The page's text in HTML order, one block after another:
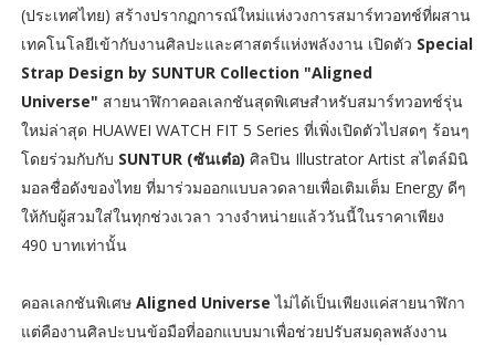
(ประเทศไทย) สร้างปรากฏการณ์ใหม่แห่งวงการสมาร์ทวอทช์ที่ผสาน
เทคโนโลยีเข้ากับงานศิลปะและศาสตร์แห่งพลังงาน เปิดตัว Special
Strap Design by SUNTUR Collection "Aligned
Universe" สายนาฬิกาคอลเลกชันสุดพิเศษสำหรับสมาร์ทวอทช์รุ่น
ใหม่ล่าสุด HUAWEI WATCH FIT 5 Series ที่เพิ่งเปิดตัวไปสดๆ ร้อนๆ
โดยร่วมกับกับ SUNTUR (ซันเต๋อ) ศิลปิน Illustrator Artist สไตล์มินิ
มอลชื่อดังของไทย ที่มาร่วมออกแบบลวดลายเพื่อเติมเต็ม Energy ดีๆ
ให้กับผู้สวมใส่ในทุกช่วงเวลา วางจำหน่ายแล้ววันนี้ในราคาเพียง
490 บาทเท่านั้น
คอลเลกชันพิเศษ Aligned Universe ไม่ได้เป็นเพียงแค่สายนาฬิกา
แต่คืองานศิลปะบนข้อมือที่ออกแบบมาเพื่อช่วยปรับสมดุลพลังงาน